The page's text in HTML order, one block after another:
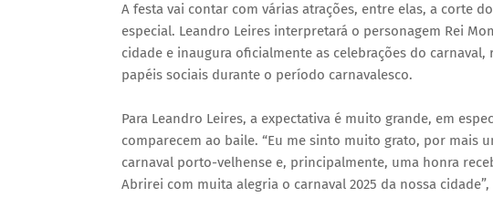
A festa vai contar com várias atrações, entre elas, a corte
especial. Leandro Leires interpretará o personagem Rei
cidade e inaugura oficialmente as celebrações do
papéis sociais durante o período carnavalesco.
Para Leandro Leires, a expectativa é muito grande, em
comparecem ao baile. “Eu me sinto muito grato, por mais
carnaval porto-velhense e, principalmente, uma honra
Abrirei com muita alegria o carnaval 2025 da nossa